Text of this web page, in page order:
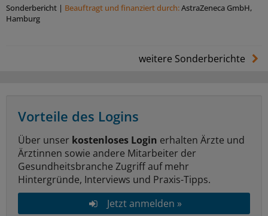
Sonderbericht | Beauftragt und ﬁnanziert durch:AstraZeneca GmbH,
Hamburg
weitere Sonderberichte
Vorteile des Logins
Über unser kostenloses Login erhalten Ärzte und
Ärztinnen sowie andere Mitarbeiter der
Gesundheitsbranche Zugriff auf mehr
Hintergründe, Interviews und Praxis-Tipps.
Jetzt anmelden »